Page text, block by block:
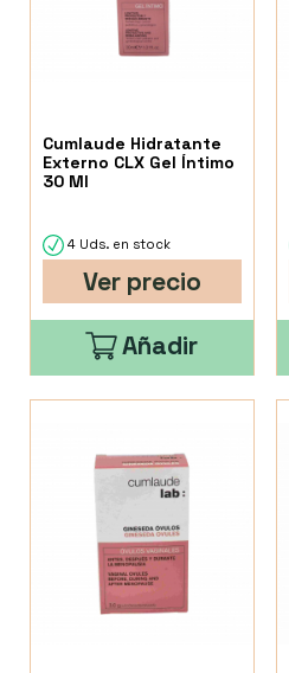
Cumlaude Hidratante
Externo CLX Gel Íntimo
30 Ml
4 Uds. en stock
Ver precio
Añadir